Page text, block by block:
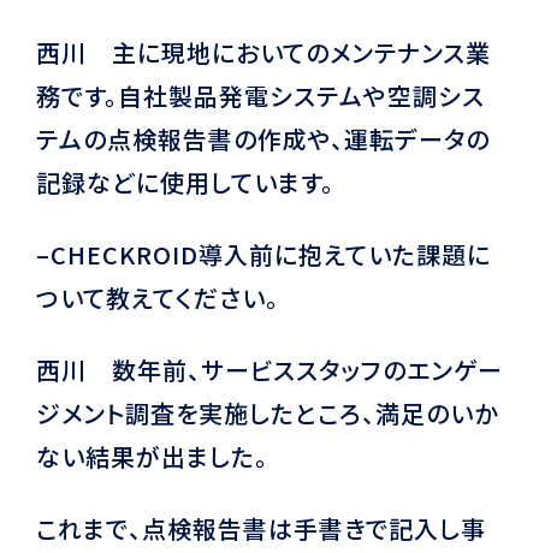
西川 主に現地においてのメンテナンス業
務です。自社製品発電システムや空調シス
テムの点検報告書の作成や、運転データの
記録などに使用しています。
–CHECKROID導入前に抱えていた課題に
ついて教えてください。
西川 数年前、サービススタッフのエンゲー
ジメント調査を実施したところ、満足のいか
ない結果が出ました。
これまで、点検報告書は手書きで記入し事